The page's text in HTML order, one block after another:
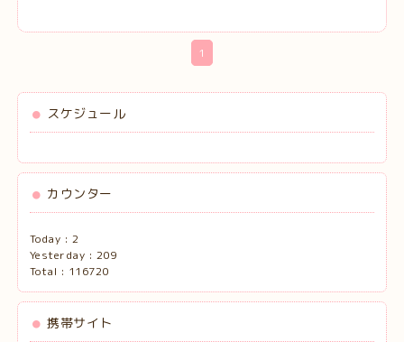
1
スケジュール
カウンター
Today : 2
Yesterday : 209
Total : 116720
携帯サイト